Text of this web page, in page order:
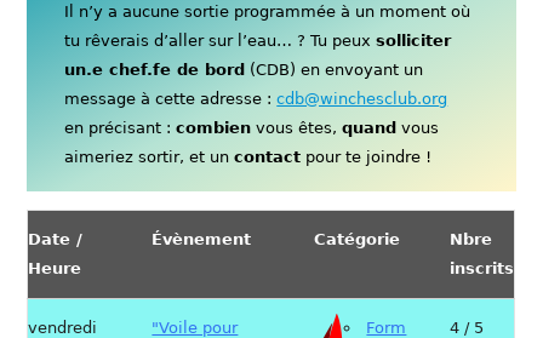
Il n’y a aucune sortie programmée à un moment où
tu rêverais d’aller sur l’eau… ? Tu peuxsolliciter
un.e chef.fe de bord (CDB) en envoyant un
message à cette adresse :cdb@winchesclub.org
en précisant :combien vous êtes,quand vous
aimeriez sortir, et uncontact pour te joindre !
Date /
Heure
Évènement Catégorie
Nbre
inscrits
vendredi
"Voile pour
Form
4 / 5